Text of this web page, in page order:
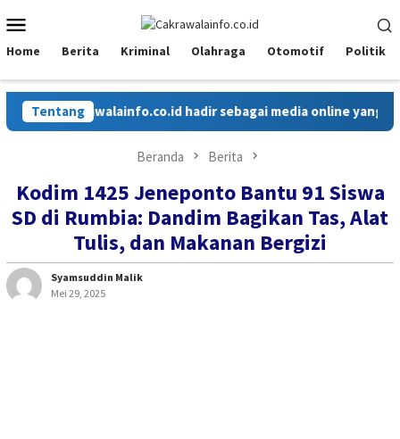
ke
kontenMobile
Home Berita Kriminal Olahraga Otomotif Politik
Tentang
Cakrawalainfo.co.id hadir sebagai media online yang
Beranda Berita
Kodim 1425 Jeneponto Bantu 91 Siswa
SD di Rumbia: Dandim Bagikan Tas, Alat
Tulis, dan Makanan Bergizi
Syamsuddin Malik
Mei 29, 2025